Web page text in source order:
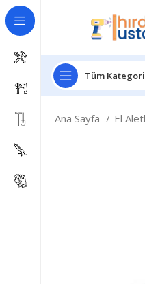
Tüm
Ana Sayfa El